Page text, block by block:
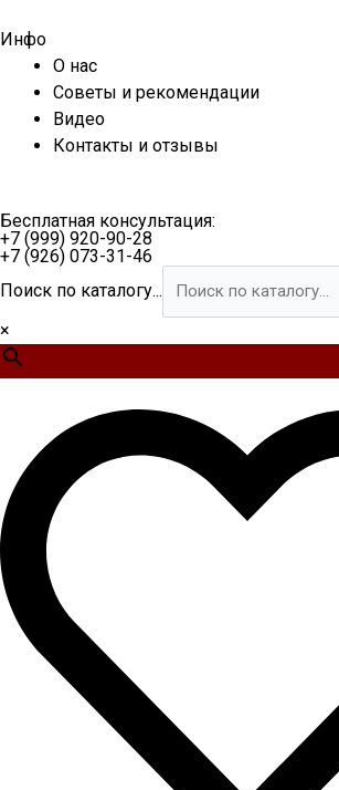
к
содержимому
Инфо
О нас
Советы и рекомендации
Видео
Контакты и отзывы
Бесплатная консультация:
+7 (999) 920-90-28
+7 (926) 073-31-46
Поиск по каталогу...
×